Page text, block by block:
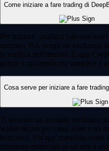
Come iniziare a fare trading di
Per iniziare, analizza i diversi
mercato. Poi, scegli un exchange
la verifica dell'identità. L'app
grazie a un'interfaccia semplice e
Cosa serve per iniziare a fare
Ti servono un account verificato
wallet sicuro per i tuoi asset e un
bancario). Un'app completa
strumenti essenziali in un'unica